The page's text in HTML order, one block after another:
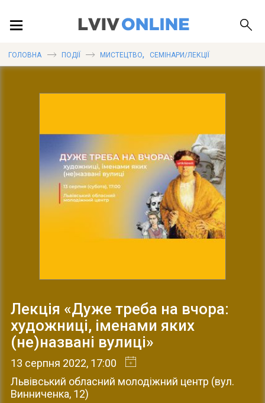
ДОВІДКА
ГОЛОВНА ПОДІЇ МИСТЕЦТВО, СЕМІНАРИ/ЛЕКЦІЇ
Лекція «Дуже треба на вчора:
художниці, іменами яких
(не)названі вулиці»
13 серпня 2022, 17:00
Львівський обласний молодіжний центр (вул.
Винниченка, 12)